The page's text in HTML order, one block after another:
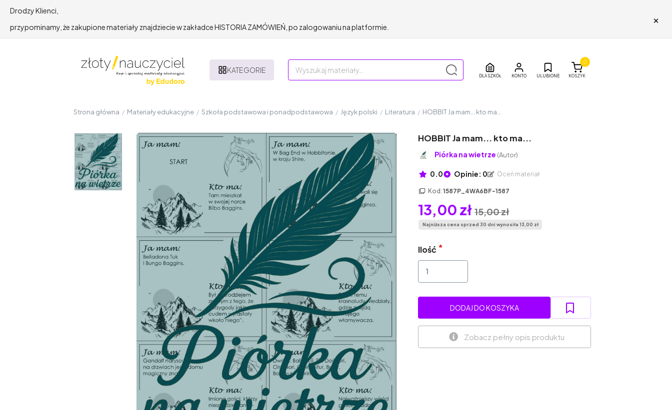
Drodzy Klienci,
przypominamy, że zakupione materiały znajdziecie w zakładce HISTORIA ZAMÓWIEŃ, po zalogowaniu na platformie.
×
KATEGORIE
DLA SZKÓŁ ULUBIONE KOSZYK
0
Strona główna / Materiały edukacyjne / Szkoła podstawowa i ponadpodstawowa / Język polski / Literatura / HOBBIT Ja mam... kto ma...
HOBBIT Ja mam... kto ma...
Piórka na wietrze (Autor)
0.0 Opinie: 0 Oceń materiał
Kod:1587P_4WA6BF-1587
13,00 zł15,00 zł
Najniższa cena sprzed 30 dni wynosiła 13,00 zł
Ilość
DODAJ DO KOSZYKA
Zobacz pełny opis produktu